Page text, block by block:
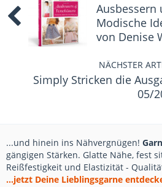
Ausbessern
Modische
von Denise
NÄCHSTER
Simply Stricken die
05/
...und hinein ins Nähvergnügen!
gängigen Stärken. Glatte Nähe, fest
Reißfestigkeit und Elastizität -
...jetzt Deine Lieblingsgarne